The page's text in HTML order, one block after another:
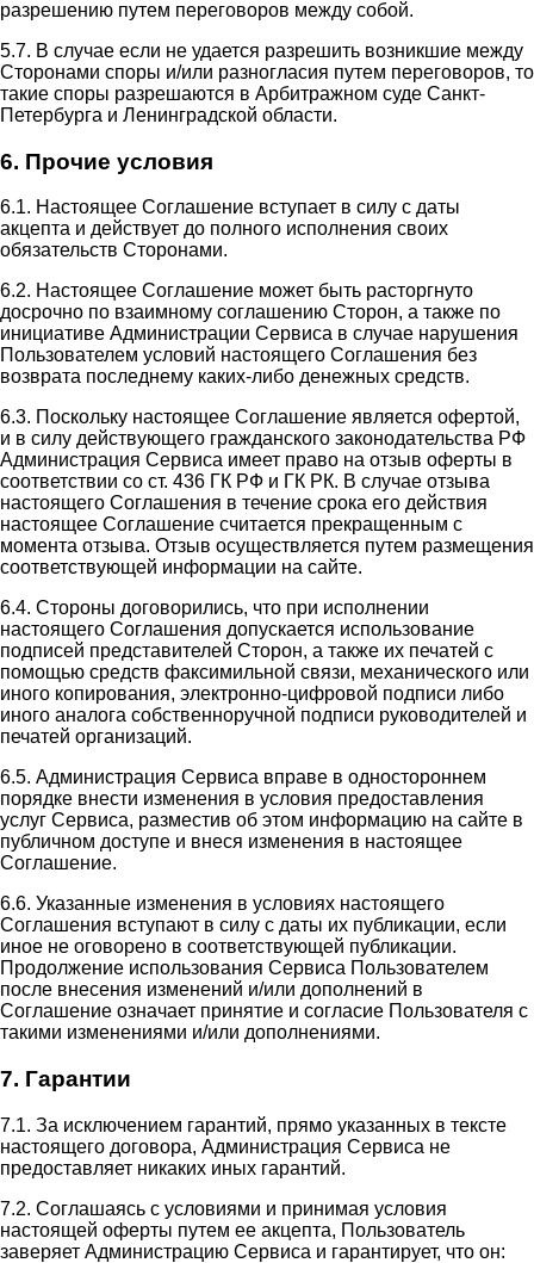
разрешению путем переговоров между собой.
5.7. В случае если не удается разрешить возникшие между
Сторонами споры и/или разногласия путем переговоров, то
такие споры разрешаются в Арбитражном суде Санкт-
Петербурга и Ленинградской области.
6. Прочие условия
6.1. Настоящее Соглашение вступает в силу с даты
акцепта и действует до полного исполнения своих
обязательств Сторонами.
6.2. Настоящее Соглашение может быть расторгнуто
досрочно по взаимному соглашению Сторон, а также по
инициативе Администрации Сервиса в случае нарушения
Пользователем условий настоящего Соглашения без
возврата последнему каких-либо денежных средств.
6.3. Поскольку настоящее Соглашение является офертой,
и в силу действующего гражданского законодательства РФ
Администрация Сервиса имеет право на отзыв оферты в
соответствии со ст. 436 ГК РФ и ГК РК. В случае отзыва
настоящего Соглашения в течение срока его действия
настоящее Соглашение считается прекращенным с
момента отзыва. Отзыв осуществляется путем размещения
соответствующей информации на сайте.
6.4. Стороны договорились, что при исполнении
настоящего Соглашения допускается использование
подписей представителей Сторон, а также их печатей с
помощью средств факсимильной связи, механического или
иного копирования, электронно-цифровой подписи либо
иного аналога собственноручной подписи руководителей и
печатей организаций.
6.5. Администрация Сервиса вправе в одностороннем
порядке внести изменения в условия предоставления
услуг Сервиса, разместив об этом информацию на сайте в
публичном доступе и внеся изменения в настоящее
Соглашение.
6.6. Указанные изменения в условиях настоящего
Соглашения вступают в силу с даты их публикации, если
иное не оговорено в соответствующей публикации.
Продолжение использования Сервиса Пользователем
после внесения изменений и/или дополнений в
Соглашение означает принятие и согласие Пользователя с
такими изменениями и/или дополнениями.
7. Гарантии
7.1. За исключением гарантий, прямо указанных в тексте
настоящего договора, Администрация Сервиса не
предоставляет никаких иных гарантий.
7.2. Соглашаясь с условиями и принимая условия
настоящей оферты путем ее акцепта, Пользователь
заверяет Администрацию Сервиса и гарантирует, что он: